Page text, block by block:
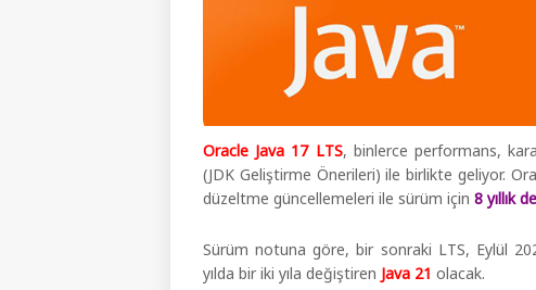
Oracle Java 17 LTS, binlerce performans,
(JDK Geliştirme Önerileri) ile birlikte geliyor.
düzeltme güncellemeleri ile sürüm için 8 yıllık
Sürüm notuna göre, bir sonraki LTS, Eylül
yılda bir iki yıla değiştiren Java 21 olacak.